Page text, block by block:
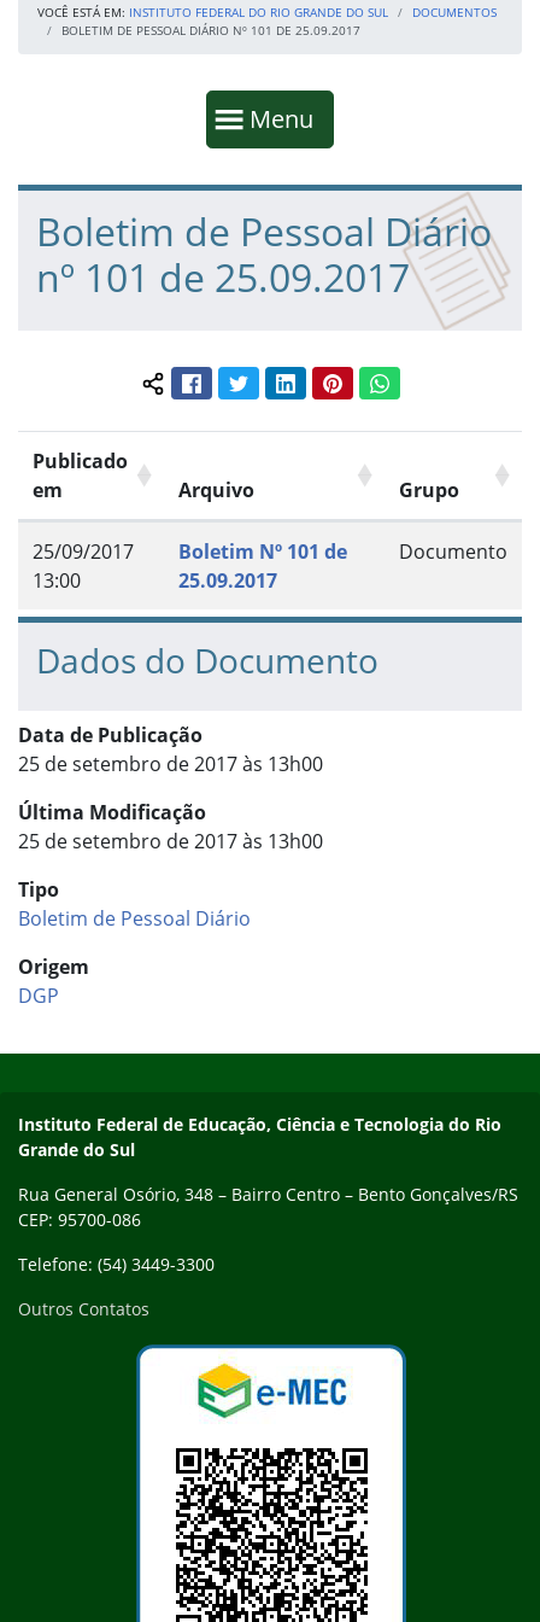
VOCÊ ESTÁ EM: INSTITUTO FEDERAL DO RIO GRANDE DO SUL
DOCUMENTOS
BOLETIM DE PESSOAL DIÁRIO Nº 101 DE 25.09.2017
Mostrar
Menu
Fim da navegação
Início do conteúdo
Boletim de Pessoal Diário
nº 101 de 25.09.2017
Compartilhar conteúdo:
FacebookTwitterLinkedInPinterestWhatsApp
Publicado
em
Arquivo Grupo
25/09/2017
13:00
Boletim Nº 101 de
25.09.2017
Documento
Dados do Documento
Data de Publicação
25 de setembro de 2017 às 13h00
Última Modificação
25 de setembro de 2017 às 13h00
Tipo
Boletim de Pessoal Diário
Origem
DGP
Contato
Instituto Federal de Educação, Ciência e Tecnologia do Rio
Grande do Sul
Rua General Osório, 348 – Bairro Centro – Bento Gonçalves/RS
CEP: 95700-086
Telefone: (54) 3449-3300
Outros Contatos